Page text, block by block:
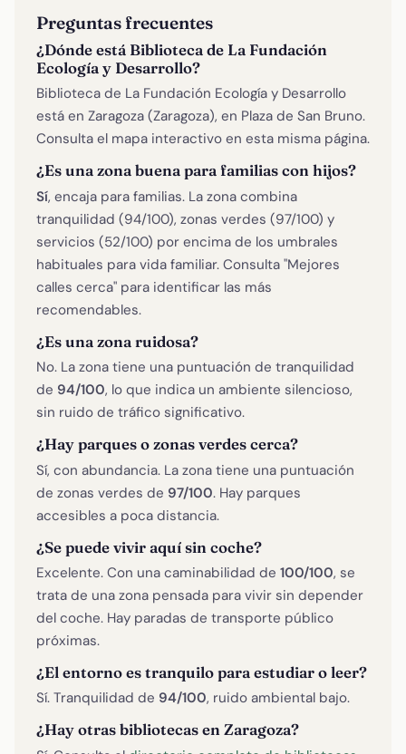
Preguntas frecuentes
¿Dónde está Biblioteca de La Fundación
Ecología y Desarrollo?
Biblioteca de La Fundación Ecología y Desarrollo
está en Zaragoza (Zaragoza), en Plaza de San Bruno.
Consulta el mapa interactivo en esta misma página.
¿Es una zona buena para familias con hijos?
Sí, encaja para familias. La zona combina
tranquilidad (94/100), zonas verdes (97/100) y
servicios (52/100) por encima de los umbrales
habituales para vida familiar. Consulta "Mejores
calles cerca" para identificar las más
recomendables.
¿Es una zona ruidosa?
No. La zona tiene una puntuación de tranquilidad
de 94/100, lo que indica un ambiente silencioso,
sin ruido de tráfico significativo.
¿Hay parques o zonas verdes cerca?
Sí, con abundancia. La zona tiene una puntuación
de zonas verdes de 97/100. Hay parques
accesibles a poca distancia.
¿Se puede vivir aquí sin coche?
Excelente. Con una caminabilidad de 100/100, se
trata de una zona pensada para vivir sin depender
del coche. Hay paradas de transporte público
próximas.
¿El entorno es tranquilo para estudiar o leer?
Sí. Tranquilidad de 94/100, ruido ambiental bajo.
¿Hay otras bibliotecas en Zaragoza?